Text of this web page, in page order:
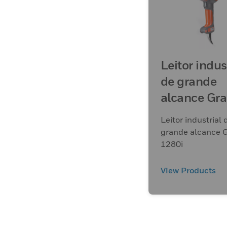
Leitor
de grande
alcance
1280i
Leitor industrial
grande alcance
1280i
View Products